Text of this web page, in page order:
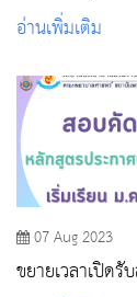
ดี” ของหน่วยง
อ่านเพิ่มเติม
07 Aug 2023
ขยายเวลาเปิด